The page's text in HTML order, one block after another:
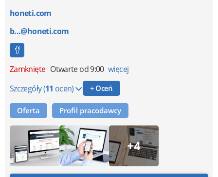
honeti.com
b...@honeti.com
Zamknięte Otwarte od 9:00 więcej
Szczegóły(11 ocen) + Oceń
Oferta Profil pracodawcy
+4